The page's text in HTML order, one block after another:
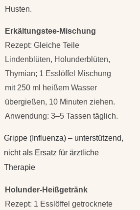
Husten.
Erkältungstee-Mischung
Rezept: Gleiche Teile
Lindenblüten, Holunderblüten,
Thymian; 1 Esslöffel Mischung
mit 250 ml heißem Wasser
übergießen, 10 Minuten ziehen.
Anwendung: 3–5 Tassen täglich.
Grippe (Influenza) – unterstützend,
nicht als Ersatz für ärztliche
Therapie
Holunder-Heißgetränk
Rezept: 1 Esslöffel getrocknete